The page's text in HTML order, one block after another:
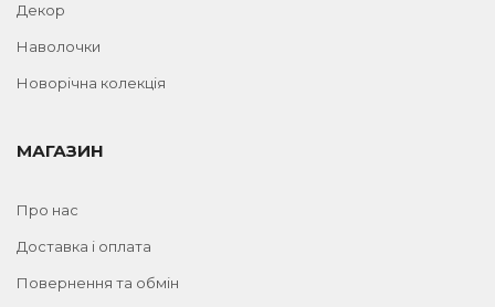
Декор
Наволочки
Новорічна колекція
МАГАЗИН
Про нас
Доставка і оплата
Повернення та обмін